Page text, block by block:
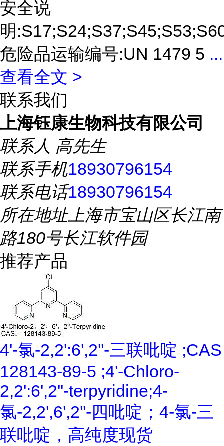
安全说
明
危险品运输编号:UN 1479 5 ...
查看全文 >
联系我们
上海钰康生物科技有限公司
联系人 高先生
联系手机18930796154
联系电话18930796154
所在地址上海市宝山区长江南
路180号长江软件园
推荐产品
4'-氯-2,2':6',2''-三联吡啶 ;CAS
128143-89-5 ;4'-Chloro-
2,2':6',2''-terpyridine;4-
氯-2,2',6',2''-四吡啶；4-氯-三
联吡啶，高纯度现货